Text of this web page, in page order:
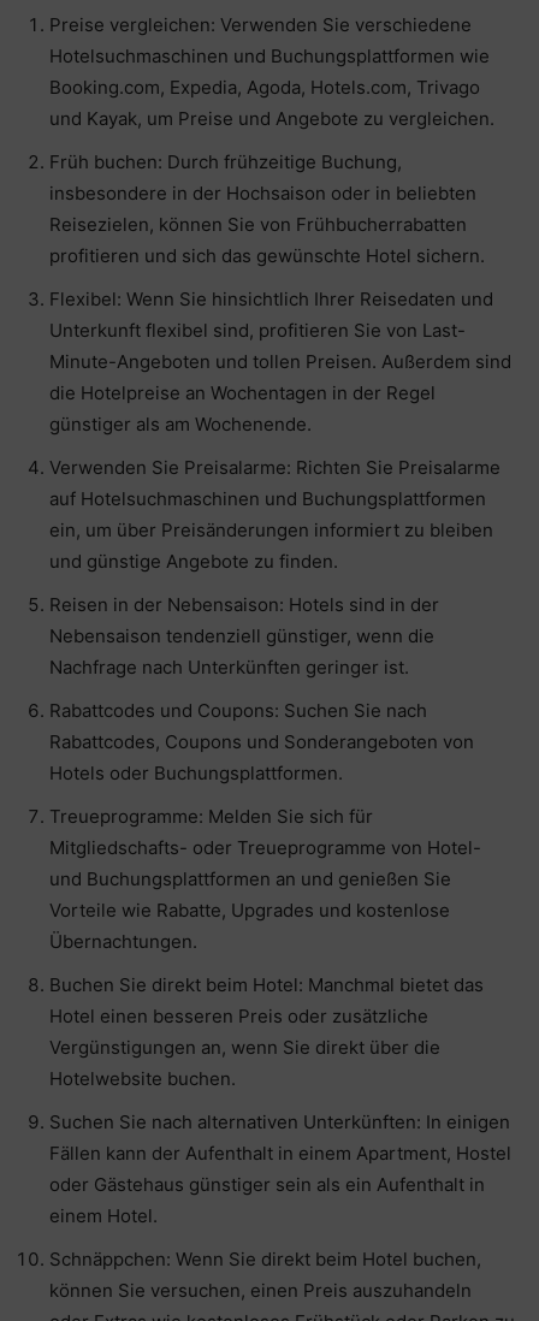
Preise vergleichen: Verwenden Sie verschiedene
Hotelsuchmaschinen und Buchungsplattformen wie
Booking.com, Expedia, Agoda, Hotels.com, Trivago
und Kayak, um Preise und Angebote zu vergleichen.
Früh buchen: Durch frühzeitige Buchung,
insbesondere in der Hochsaison oder in beliebten
Reisezielen, können Sie von Frühbucherrabatten
profitieren und sich das gewünschte Hotel sichern.
Flexibel: Wenn Sie hinsichtlich Ihrer Reisedaten und
Unterkunft flexibel sind, profitieren Sie von Last-
Minute-Angeboten und tollen Preisen. Außerdem sind
die Hotelpreise an Wochentagen in der Regel
günstiger als am Wochenende.
Verwenden Sie Preisalarme: Richten Sie Preisalarme
auf Hotelsuchmaschinen und Buchungsplattformen
ein, um über Preisänderungen informiert zu bleiben
und günstige Angebote zu finden.
Reisen in der Nebensaison: Hotels sind in der
Nebensaison tendenziell günstiger, wenn die
Nachfrage nach Unterkünften geringer ist.
Rabattcodes und Coupons: Suchen Sie nach
Rabattcodes, Coupons und Sonderangeboten von
Hotels oder Buchungsplattformen.
Treueprogramme: Melden Sie sich für
Mitgliedschafts- oder Treueprogramme von Hotel-
und Buchungsplattformen an und genießen Sie
Vorteile wie Rabatte, Upgrades und kostenlose
Übernachtungen.
Buchen Sie direkt beim Hotel: Manchmal bietet das
Hotel einen besseren Preis oder zusätzliche
Vergünstigungen an, wenn Sie direkt über die
Hotelwebsite buchen.
Suchen Sie nach alternativen Unterkünften: In einigen
Fällen kann der Aufenthalt in einem Apartment, Hostel
oder Gästehaus günstiger sein als ein Aufenthalt in
einem Hotel.
Schnäppchen: Wenn Sie direkt beim Hotel buchen,
können Sie versuchen, einen Preis auszuhandeln